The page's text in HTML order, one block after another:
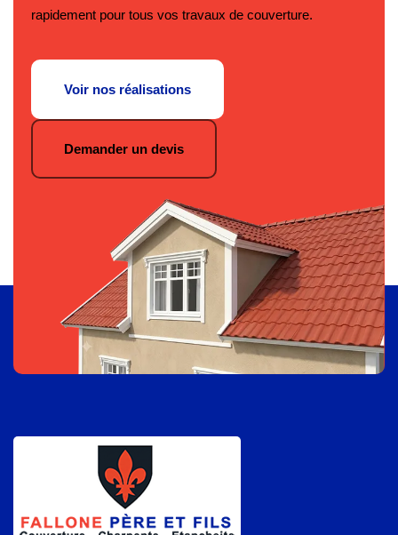
rapidement pour tous vos travaux de couverture.
Voir nos réalisations
Demander un devis